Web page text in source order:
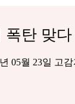
폭탄 맞다
05월 23일 고